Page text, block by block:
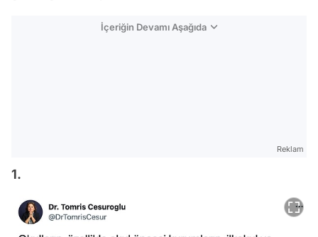
İçeriğin Devamı Aşağıda
Reklam
1.